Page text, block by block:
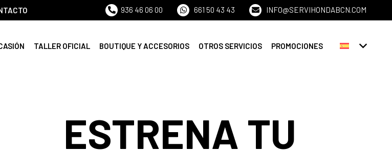
936 46 06 00 661 50 43 43 INFO@SERVIHONDABCN.COM
TALLER OFICIAL BOUTIQUE Y ACCESORIOS OTROS SERVICIOS PROMOCIONES
ESTRENA TU